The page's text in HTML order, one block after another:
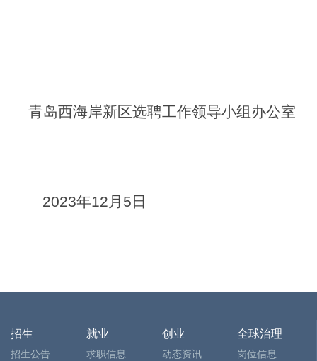
青岛西海岸新区选聘工作领导小组办公室
2023年12月 5 日
招生
招生公告
就业
求职信息
创业
动态资讯
全球治理
岗位信息